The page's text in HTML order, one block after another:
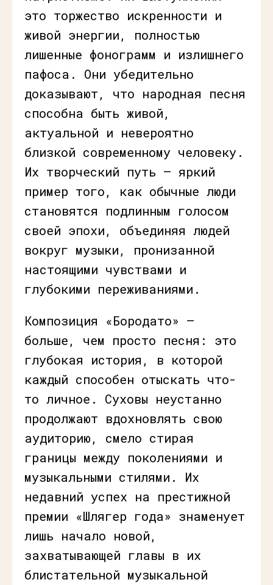
это торжество искренности и
живой энергии, полностью
лишенные фонограмм и излишнего
пафоса. Они убедительно
доказывают, что народная песня
способна быть живой,
актуальной и невероятно
близкой современному человеку.
Их творческий путь — яркий
пример того, как обычные люди
становятся подлинным голосом
своей эпохи, объединяя людей
вокруг музыки, пронизанной
настоящими чувствами и
глубокими переживаниями.
Композиция «Бородато» —
больше, чем просто песня: это
глубокая история, в которой
каждый способен отыскать что-
то личное. Суховы неустанно
продолжают вдохновлять свою
аудиторию, смело стирая
границы между поколениями и
музыкальными стилями. Их
недавний успех на престижной
премии «Шлягер года» знаменует
лишь начало новой,
захватывающей главы в их
блистательной музыкальной